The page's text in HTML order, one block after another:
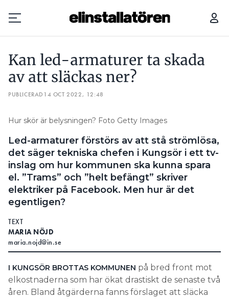
Prenumerera
Hantera prenumeration
Lediga jobb
Annonsera
Läs E-tidningen
Om tidningen
Personuppgifter
Search for:
SEARCH
Kan led-armaturer ta skada
av att släckas ner?
PUBLICERAD 14 OCT 2022, 12:48
Hur skör är belysningen? Foto Getty Images
Led-armaturer förstörs av att stå strömlösa,
det säger tekniska chefen i Kungsör i ett tv-
inslag om hur kommunen ska kunna spara
el. ”Trams” och ”helt befängt” skriver
elektriker på Facebook. Men hur är det
egentligen?
TEXT
MARIA NÖJD
maria.nojd@in.se
I KUNGSÖR BROTTAS KOMMUNEN på bred front mot
elkostnaderna som har ökat drastiskt de senaste två
åren. Bland åtgärderna fanns förslaget att släcka